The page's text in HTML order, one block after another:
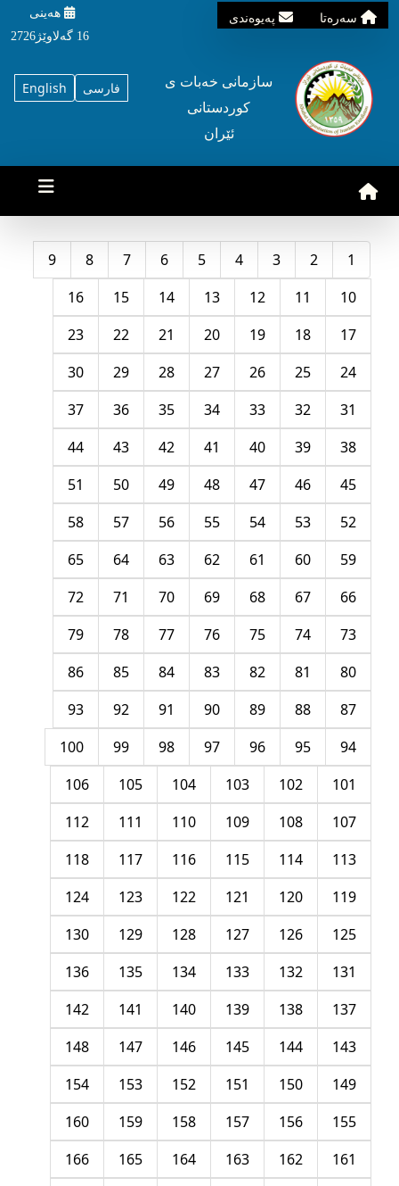
سه‌ره‌تا په‌یوه‌ندی
هه‌ینی
16 گه‌لاوێژ2726
English فارسی
سازمانی خه‌بات ی
کوردستانی
ئێران
1
2
3
4
5
6
7
8
9
10
11
12
13
14
15
16
17
18
19
20
21
22
23
24
25
26
27
28
29
30
31
32
33
34
35
36
37
38
39
40
41
42
43
44
45
46
47
48
49
50
51
52
53
54
55
56
57
58
59
60
61
62
63
64
65
66
67
68
69
70
71
72
73
74
75
76
77
78
79
80
81
82
83
84
85
86
87
88
89
90
91
92
93
94
95
96
97
98
99
100
101
102
103
104
105
106
107
108
109
110
111
112
113
114
115
116
117
118
119
120
121
122
123
124
125
126
127
128
129
130
131
132
133
134
135
136
137
138
139
140
141
142
143
144
145
146
147
148
149
150
151
152
153
154
155
156
157
158
159
160
161
162
163
164
165
166